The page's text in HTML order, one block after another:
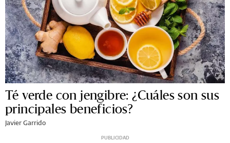
Té verde con jengibre: ¿Cuáles son sus
principales beneficios?
Javier Garrido